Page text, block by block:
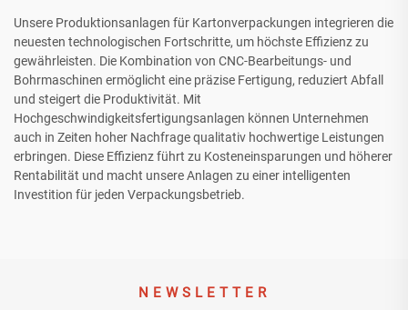
Unsere Produktionsanlagen für Kartonverpackungen integrieren die
neuesten technologischen Fortschritte, um höchste Effizienz zu
gewährleisten. Die Kombination von CNC-Bearbeitungs- und
Bohrmaschinen ermöglicht eine präzise Fertigung, reduziert Abfall
und steigert die Produktivität. Mit
Hochgeschwindigkeitsfertigungsanlagen können Unternehmen
auch in Zeiten hoher Nachfrage qualitativ hochwertige Leistungen
erbringen. Diese Effizienz führt zu Kosteneinsparungen und höherer
Rentabilität und macht unsere Anlagen zu einer intelligenten
Investition für jeden Verpackungsbetrieb.
NEWSLETTER